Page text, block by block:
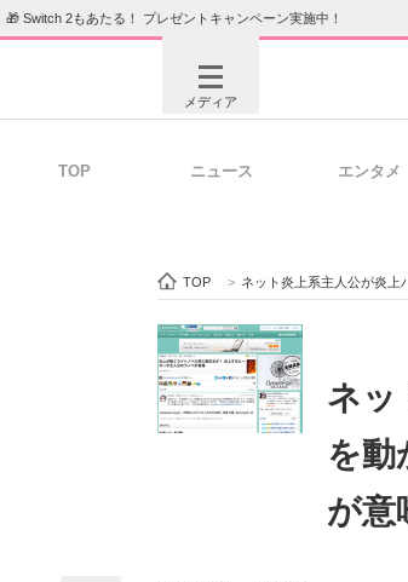
🎁 Switch 2もあたる！ プレゼントキャンペーン実施中！
メディア
ビジネスと働き方のヒント
ITエンジニア向け専門サイト
TOP ニュース エンタメ
TOP > ネット炎上系主人公が炎上
ネッ
を動
が意